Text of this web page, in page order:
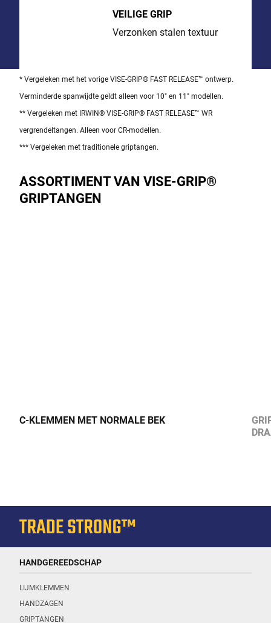
VEILIGE GRIP
Verzonken stalen textuur
* Vergeleken met het vorige VISE-GRIP® FAST RELEASE™ ontwerp.
Verminderde spanwijdte geldt alleen voor 10" en 11" modellen.
** Vergeleken met IRWIN® VISE-GRIP® FAST RELEASE™ WR
vergrendeltangen. Alleen voor CR-modellen.
*** Vergeleken met traditionele griptangen.
ASSORTIMENT VAN VISE-GRIP®
GRIPTANGEN
C-KLEMMEN MET NORMALE BEK
HANDGEREEDSCHAP
LIJMKLEMMEN
HANDZAGEN
GRIPTANGEN